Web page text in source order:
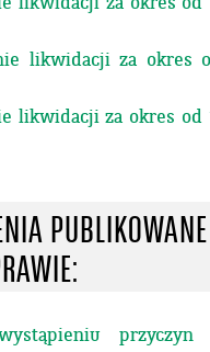
likwidacji za okres od
likwidacji za okres
likwidacji za okres od
przyczyn